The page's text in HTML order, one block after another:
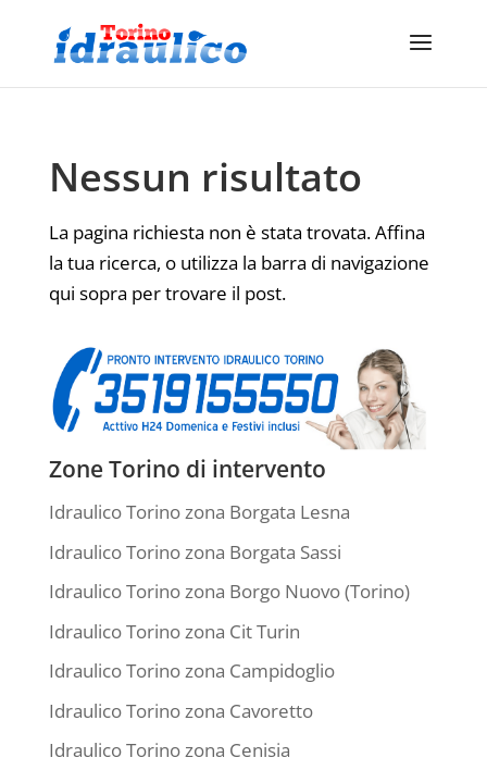
Nessun risultato
La pagina richiesta non è stata trovata. Affina
la tua ricerca, o utilizza la barra di navigazione
qui sopra per trovare il post.
Zone Torino di intervento
Idraulico Torino zona Borgata Lesna
Idraulico Torino zona Borgata Sassi
Idraulico Torino zona Borgo Nuovo (Torino)
Idraulico Torino zona Cit Turin
Idraulico Torino zona Campidoglio
Idraulico Torino zona Cavoretto
Idraulico Torino zona Cenisia